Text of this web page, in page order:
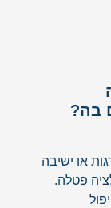
בה?
או ישיבה
פטלה.